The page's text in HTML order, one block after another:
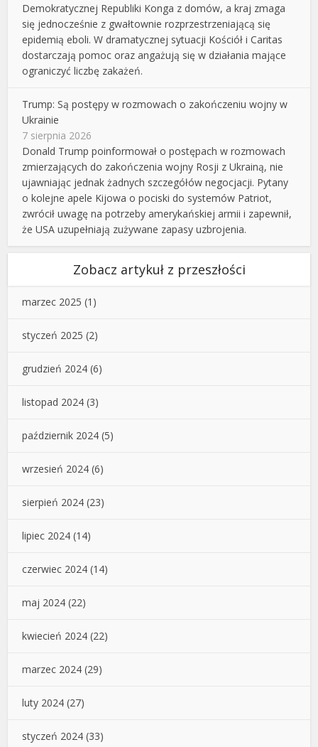
Demokratycznej Republiki Konga z domów, a kraj zmaga
się jednocześnie z gwałtownie rozprzestrzeniającą się
epidemią eboli. W dramatycznej sytuacji Kościół i Caritas
dostarczają pomoc oraz angażują się w działania mające
ograniczyć liczbę zakażeń.
Trump: Są postępy w rozmowach o zakończeniu wojny w
Ukrainie
7 sierpnia 2026
Donald Trump poinformował o postępach w rozmowach
zmierzających do zakończenia wojny Rosji z Ukrainą, nie
ujawniając jednak żadnych szczegółów negocjacji. Pytany
o kolejne apele Kijowa o pociski do systemów Patriot,
zwrócił uwagę na potrzeby amerykańskiej armii i zapewnił,
że USA uzupełniają zużywane zapasy uzbrojenia.
Zobacz artykuł z przeszłości
marzec 2025 (1)
styczeń 2025 (2)
grudzień 2024 (6)
listopad 2024 (3)
październik 2024 (5)
wrzesień 2024 (6)
sierpień 2024 (23)
lipiec 2024 (14)
czerwiec 2024 (14)
maj 2024 (22)
kwiecień 2024 (22)
marzec 2024 (29)
luty 2024 (27)
styczeń 2024 (33)